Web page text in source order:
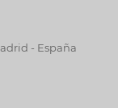
- España